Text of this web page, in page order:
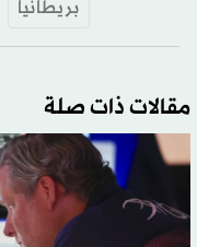
بريطانيا
مقالات ذات صلة